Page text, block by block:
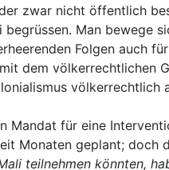
zwar nicht öffentlich
begrüssen. Man bewege
Folgen auch
dem
völkerrechtlich
Mandat für eine
Monaten geplant; doch
teilnehmen könnten,